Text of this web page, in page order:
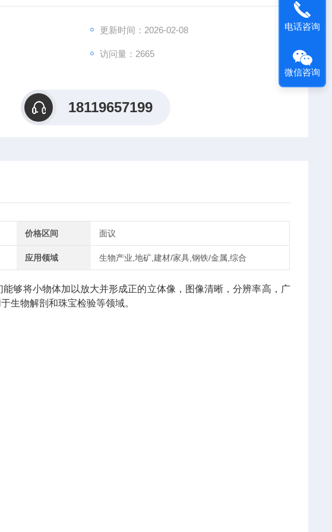
更新时间：2026-02-08
访问量：2665
18119657199
价格区间 面议
应用领域 生物产业,地矿,建材/家具,钢铁/金属,综合
够将小物体加以放大并形成正的立体像，图像清晰，分辨率高，广
生物解剖和珠宝检验等领域。
电话咨询
微信咨询